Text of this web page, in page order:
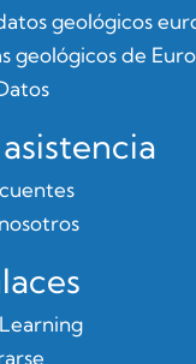
geológicos
geológicos de